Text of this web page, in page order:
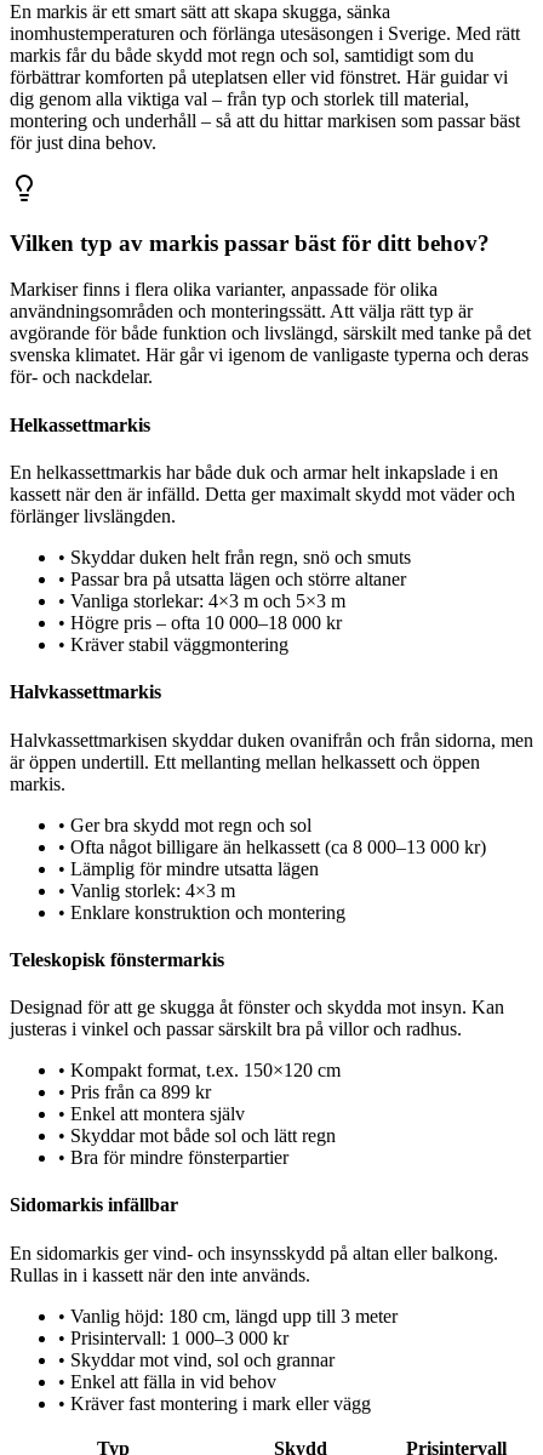
En markis är ett smart sätt att skapa skugga, sänka
inomhustemperaturen och förlänga utesäsongen i Sverige. Med rätt
markis får du både skydd mot regn och sol, samtidigt som du
förbättrar komforten på uteplatsen eller vid fönstret. Här guidar vi
dig genom alla viktiga val – från typ och storlek till material,
montering och underhåll – så att du hittar markisen som passar bäst
för just dina behov.
Vilken typ av markis passar bäst för ditt behov?
Markiser finns i flera olika varianter, anpassade för olika
användningsområden och monteringssätt. Att välja rätt typ är
avgörande för både funktion och livslängd, särskilt med tanke på det
svenska klimatet. Här går vi igenom de vanligaste typerna och deras
för- och nackdelar.
Helkassettmarkis
En helkassettmarkis har både duk och armar helt inkapslade i en
kassett när den är infälld. Detta ger maximalt skydd mot väder och
förlänger livslängden.
• Skyddar duken helt från regn, snö och smuts
• Passar bra på utsatta lägen och större altaner
• Vanliga storlekar: 4×3 m och 5×3 m
• Högre pris – ofta 10 000–18 000 kr
• Kräver stabil väggmontering
Halvkassettmarkis
Halvkassettmarkisen skyddar duken ovanifrån och från sidorna, men
är öppen undertill. Ett mellanting mellan helkassett och öppen
markis.
• Ger bra skydd mot regn och sol
• Ofta något billigare än helkassett (ca 8 000–13 000 kr)
• Lämplig för mindre utsatta lägen
• Vanlig storlek: 4×3 m
• Enklare konstruktion och montering
Teleskopisk fönstermarkis
Designad för att ge skugga åt fönster och skydda mot insyn. Kan
justeras i vinkel och passar särskilt bra på villor och radhus.
• Kompakt format, t.ex. 150×120 cm
• Pris från ca 899 kr
• Enkel att montera själv
• Skyddar mot både sol och lätt regn
• Bra för mindre fönsterpartier
Sidomarkis infällbar
En sidomarkis ger vind- och insynsskydd på altan eller balkong.
Rullas in i kassett när den inte används.
• Vanlig höjd: 180 cm, längd upp till 3 meter
• Prisintervall: 1 000–3 000 kr
• Skyddar mot vind, sol och grannar
• Enkel att fälla in vid behov
• Kräver fast montering i mark eller vägg
Typ Skydd Prisintervall